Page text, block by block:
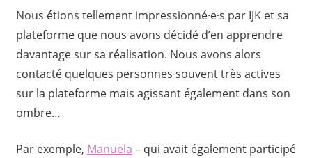
Nous étions tellement impressionné·e·s par IJK et sa
plateforme que nous avons décidé d’en apprendre
davantage sur sa réalisation. Nous avons alors
contacté quelques personnes souvent très actives
sur la plateforme mais agissant également dans son
ombre…
Par exemple, Manuela – qui avait également participé